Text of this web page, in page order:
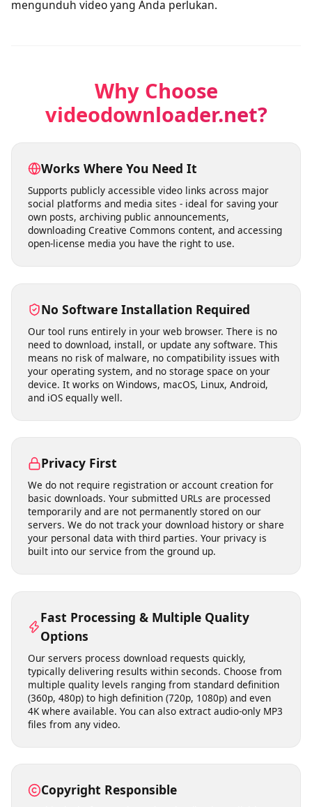
batasan ketat. Layanan selalu tersedia untuk
mengunduh video yang Anda perlukan.
Why Choose
videodownloader.net?
Works Where You Need It
social platforms and media sites - ideal for saving your
own posts, archiving public announcements,
downloading Creative Commons content, and accessing
open-license media you have the right to use.
Our tool runs entirely in your web browser. There is no
means no risk of malware, no compatibility issues with
your operating system, and no storage space on your
device. It works on Windows, macOS, Linux, Android,
and iOS equally well.
Privacy First
basic downloads. Your submitted URLs are processed
temporarily and are not permanently stored on our
servers. We do not track your download history or share
your personal data with third parties. Your privacy is
built into our service from the ground up.
Fast Processing & Multiple Quality
Options
typically delivering results within seconds. Choose from